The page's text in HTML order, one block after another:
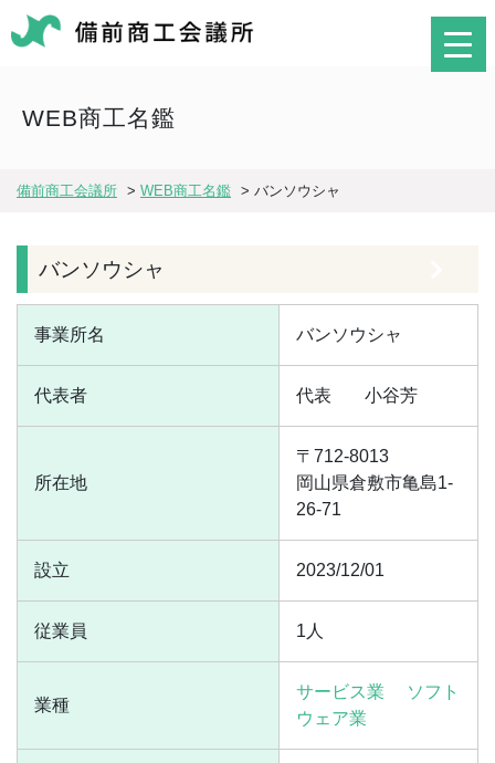
WEB商工名鑑
備前商工会議所 > WEB商工名鑑 > バンソウシャ
バンソウシャ
事業所名 バンソウシャ
代表者 代表 小谷芳
所在地
〒712-8013
岡山県倉敷市亀島1-
26-71
設立 2023/12/01
従業員 1人
業種
サービス業
ソフト
ウェア業